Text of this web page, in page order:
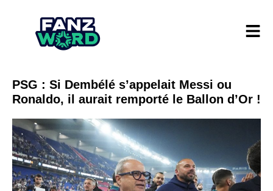
PSG : Si Dembélé s’appelait Messi ou
Ronaldo, il aurait remporté le Ballon d’Or !